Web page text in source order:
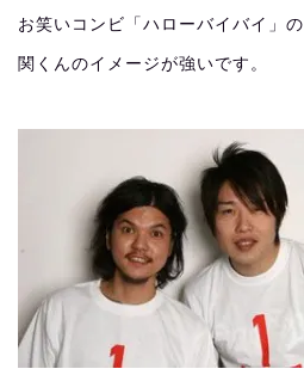
お笑いコンビ「ハローバイバイ」の
関くんのイメージが強いです。